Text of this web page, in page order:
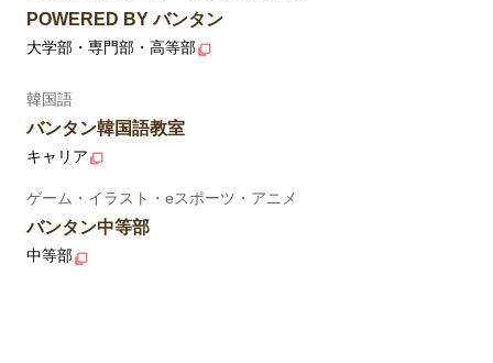
POWERED BY バンタン
大学部・専門部・高等部
韓国語
バンタン韓国語教室
キャリア
ゲーム・イラスト・eスポーツ・アニメ
バンタン中等部
中等部